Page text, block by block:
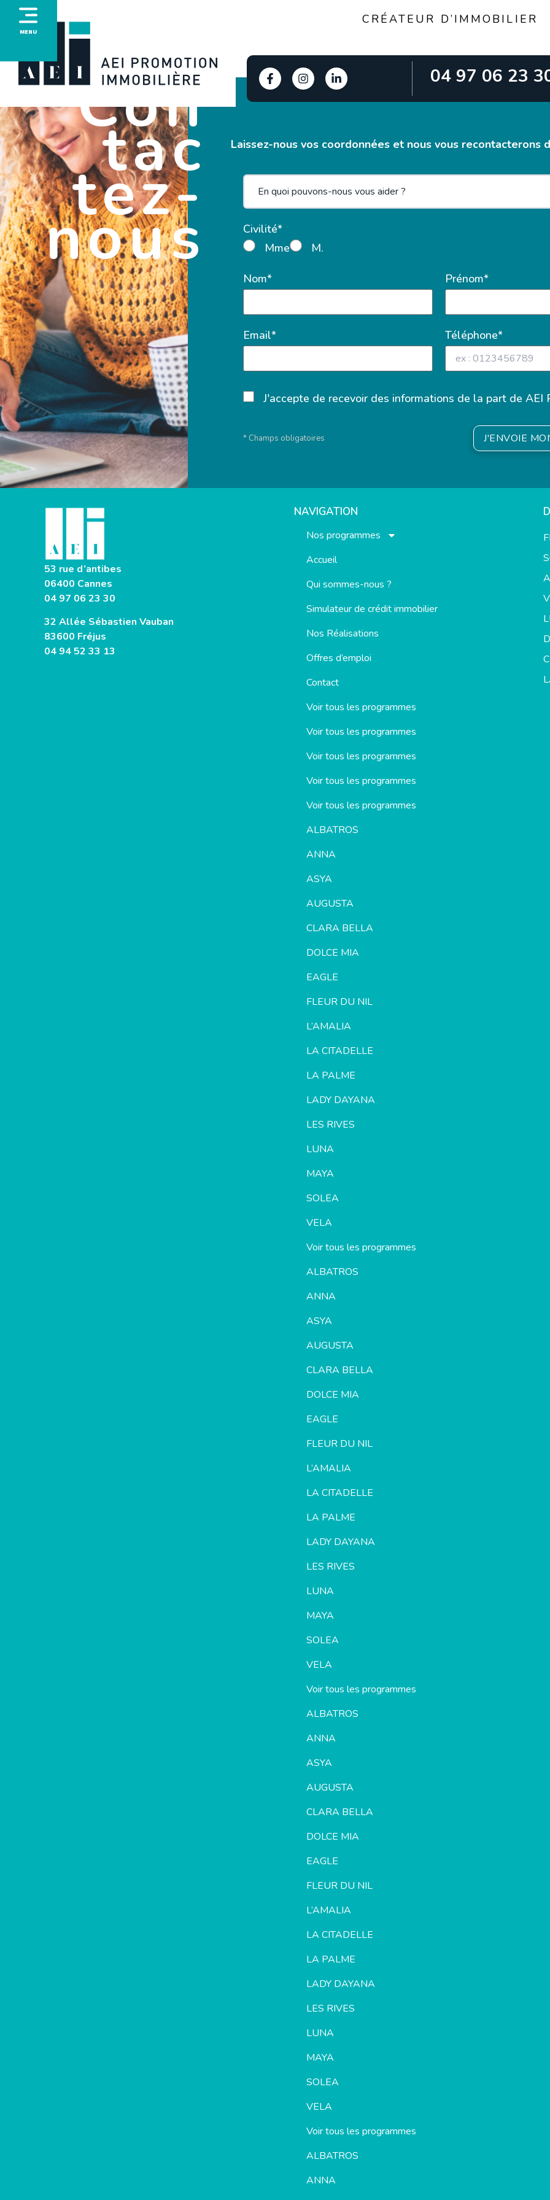
CRÉATEUR D’IMMOBILIER
MENU
04 97 06 23
Con
tac
tez-
nous
Laissez-nous vos coordonnées et nous vous recontacterons
Civilité*
Mme
M.
Nom* Prénom*
Email* Téléphone*
J'accepte de recevoir des informations de la part de AEI
* Champs obligatoires J'ENVOIE
53 rue d’antibes
06400 Cannes
04 97 06 23 30
32 Allée Sébastien Vauban
83600 Fréjus
04 94 52 33 13
NAVIGATION
Nos programmes
Accueil
Qui sommes-nous ?
Simulateur de crédit immobilier
Nos Réalisations
Offres d’emploi
Contact
Voir tous les programmes
Voir tous les programmes
Voir tous les programmes
Voir tous les programmes
Voir tous les programmes
ALBATROS
ANNA
ASYA
AUGUSTA
CLARA BELLA
DOLCE MIA
EAGLE
FLEUR DU NIL
L’AMALIA
LA CITADELLE
LA PALME
LADY DAYANA
LES RIVES
LUNA
MAYA
SOLEA
VELA
Voir tous les programmes
ALBATROS
ANNA
ASYA
AUGUSTA
CLARA BELLA
DOLCE MIA
EAGLE
FLEUR DU NIL
L’AMALIA
LA CITADELLE
LA PALME
LADY DAYANA
LES RIVES
LUNA
MAYA
SOLEA
VELA
Voir tous les programmes
ALBATROS
ANNA
ASYA
AUGUSTA
CLARA BELLA
DOLCE MIA
EAGLE
FLEUR DU NIL
L’AMALIA
LA CITADELLE
LA PALME
LADY DAYANA
LES RIVES
LUNA
MAYA
SOLEA
VELA
Voir tous les programmes
ALBATROS
ANNA